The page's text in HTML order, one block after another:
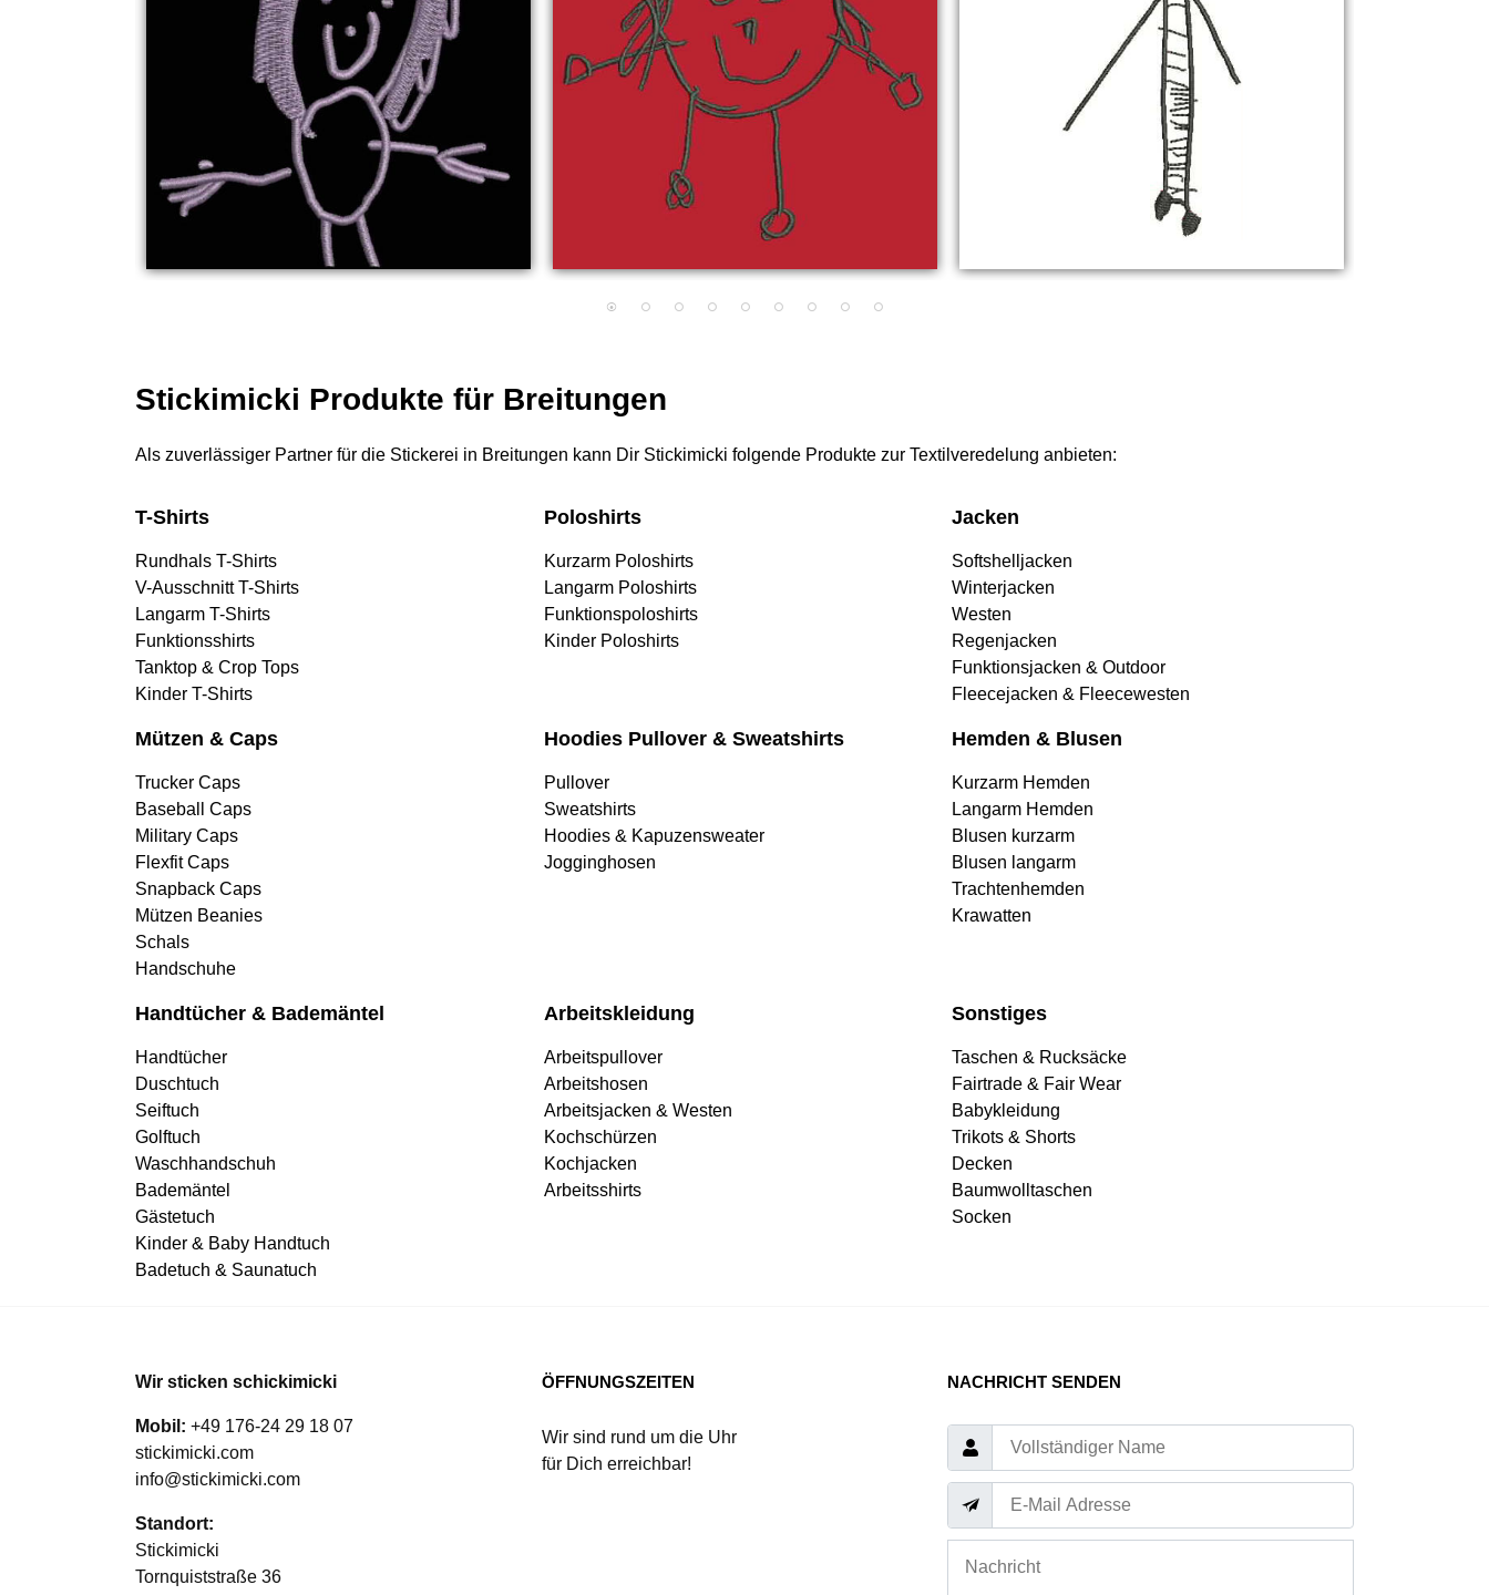
Stickimicki Produkte für Breitungen
Als zuverlässiger Partner für die Stickerei in Breitungen kann Dir Stickimicki folgende Produkte zur Textilveredelung anbieten:
T-Shirts
Rundhals T-Shirts
V-Ausschnitt T-Shirts
Langarm T-Shirts
Funktionsshirts
Tanktop & Crop Tops
Kinder T-Shirts
Poloshirts
Kurzarm Poloshirts
Langarm Poloshirts
Funktionspoloshirts
Kinder Poloshirts
Jacken
Softshelljacken
Winterjacken
Westen
Regenjacken
Funktionsjacken & Outdoor
Fleecejacken & Fleecewesten
Mützen & Caps
Trucker Caps
Baseball Caps
Military Caps
Flexfit Caps
Snapback Caps
Mützen Beanies
Schals
Handschuhe
Hoodies Pullover & Sweatshirts
Pullover
Sweatshirts
Hoodies & Kapuzensweater
Jogginghosen
Hemden & Blusen
Kurzarm Hemden
Langarm Hemden
Blusen kurzarm
Blusen langarm
Trachtenhemden
Krawatten
Handtücher & Bademäntel
Handtücher
Duschtuch
Seiftuch
Golftuch
Waschhandschuh
Bademäntel
Gästetuch
Kinder & Baby Handtuch
Badetuch & Saunatuch
Arbeitskleidung
Arbeitspullover
Arbeitshosen
Arbeitsjacken & Westen
Kochschürzen
Kochjacken
Arbeitsshirts
Sonstiges
Taschen & Rucksäcke
Fairtrade & Fair Wear
Babykleidung
Trikots & Shorts
Decken
Baumwolltaschen
Socken
Wir sticken schickimicki
Mobil: +49 176-24 29 18 07
stickimicki.com
info@stickimicki.com
Standort:
Stickimicki
Tornquiststraße 36
ÖFFNUNGSZEITEN
Wir sind rund um die Uhr
für Dich erreichbar!
NACHRICHT SENDEN